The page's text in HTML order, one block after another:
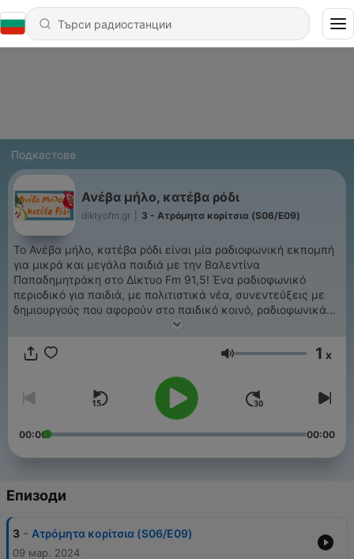
Подкастове
Ανέβα μήλο, κατέβα ρόδι
diktyofm.gr 3 - Ατρόμητα κορίτσια (S06/E09)
Το Ανέβα μήλο, κατέβα ρόδι είναι μία ραδιοφωνική εκπομπή
για μικρά και μεγάλα παιδιά με την Βαλεντίνα
Παπαδημητράκη στο Δίκτυο Fm 91,5! Ένα ραδιοφωνικό
περιοδικό για παιδιά, με πολιτιστικά νέα, συνεντεύξεις με
δημιουργούς που αφορούν στο παιδικό κοινό, ραδιοφωνικά
παιχνίδια, αφήγηση παραμυθιού και πολλά τραγούδια και
σήματος: Λεωνίδας Μαριδάκης Σε συνεργασία με το Θέατρο
συντονιστείτε! Μεταδίδεται ζωντανά κάθε Σάββατο στις 10
το πρωί στο https://diktyofm.gr/liveplayer/
Сила на звука
1 x
00:00 00:00
Епизоди
3 - Ατρόμητα κορίτσια (S06/E09)
09 мар. 2024